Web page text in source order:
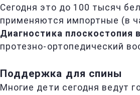
Сегодня это до 100 тысяч
применяются импортные (в
Диагностика плоскостопия
протезно-ортопедический
Поддержка для спины
Многие дети сегодня ведут